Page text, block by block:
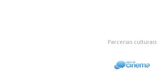
Parcerias culturais